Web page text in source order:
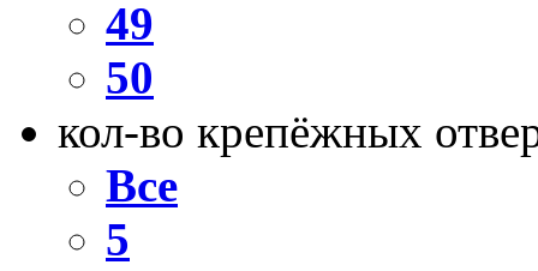
49
50
кол-во крепёжных
Все
5